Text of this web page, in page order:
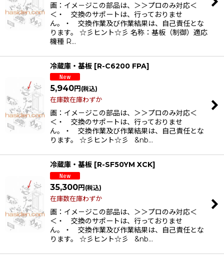
画：イメ－ジこの部品は、＞＞プロのみ対応＜
＜・ 交換のサポートは、行っておりませ
ん。・ 交換作業及び作業結果は、自己責任とな
ります。 ☆彡ヒント☆彡 名称：基板（制御）適応
機種 R…
冷蔵庫・基板 [R-C6200 FPA]
5,940円 (税込)
在庫数在庫わずか
画：イメ－ジこの部品は、＞＞プロのみ対応＜
＜・ 交換のサポートは、行っておりませ
ん。・ 交換作業及び作業結果は、自己責任とな
ります。 ☆彡ヒント☆彡 &nb…
冷蔵庫・基板 [R-SF50YM XCK]
35,300円 (税込)
在庫数在庫わずか
画：イメ－ジこの部品は、＞＞プロのみ対応＜
＜・ 交換のサポートは、行っておりませ
ん。・ 交換作業及び作業結果は、自己責任とな
ります。 ☆彡ヒント☆彡 &nb…